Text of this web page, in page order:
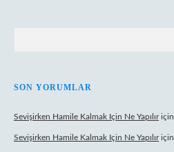
SON YORUMLAR
Sevişirken Hamile Kalmak Için Ne Yapılıriçin
Sevişirken Hamile Kalmak Için Ne Yapılıriçin